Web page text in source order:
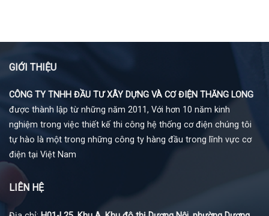
GIỚI THIỆU
CÔNG TY TNHH ĐẦU TƯ XÂY DỰNG VÀ CƠ ĐIỆN THĂNG LONG
được thành lập từ những năm 2011, Với hơn 10 năm kinh
nghiệm trong việc thiết kế thi công hệ thống cơ điện chúng tôi
tự hào là một trong những công ty hàng đầu trong lĩnh vực cơ
điện tại Việt Nam
LIÊN HỆ